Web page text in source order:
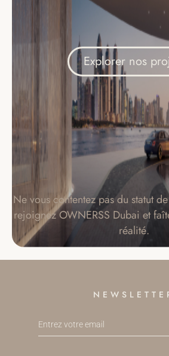
Explorer nos
Ne vous contentez pas du statut
rejoignez OWNERSS Dubai et
réalité.
COMPANY